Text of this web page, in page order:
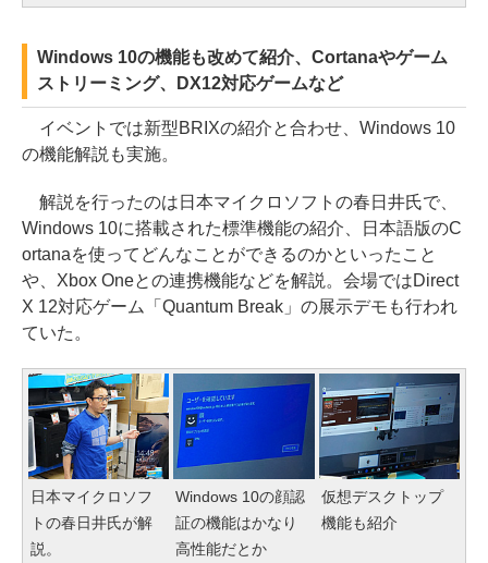
Windows 10の機能も改めて紹介、Cortanaやゲーム
ストリーミング、DX12対応ゲームなど
イベントでは新型BRIXの紹介と合わせ、Windows 10
の機能解説も実施。
解説を行ったのは日本マイクロソフトの春日井氏で、
Windows 10に搭載された標準機能の紹介、日本語版のC
ortanaを使ってどんなことができるのかといったこと
や、Xbox Oneとの連携機能などを解説。会場ではDirect
X 12対応ゲーム「Quantum Break」の展示デモも行われ
ていた。
日本マイクロソフ
トの春日井氏が解
説。
Windows 10の顔認
証の機能はかなり
高性能だとか
仮想デスクトップ
機能も紹介